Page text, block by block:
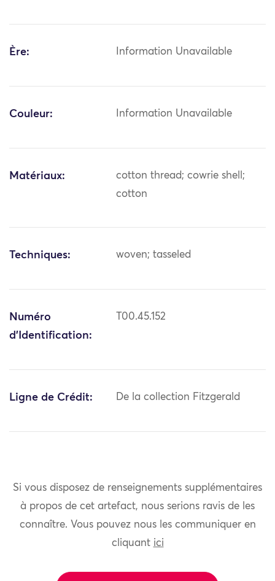
Ère: Information Unavailable
Couleur: Information Unavailable
Matériaux:
cotton thread; cowrie shell;
cotton
Techniques: woven; tasseled
Numéro
d'Identification:
T00.45.152
Ligne de Crédit: De la collection Fitzgerald
Si vous disposez de renseignements supplémentaires
à propos de cet artefact, nous serions ravis de les
connaître. Vous pouvez nous les communiquer en
cliquant ici